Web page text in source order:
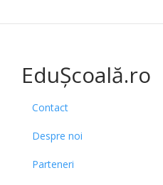
EduȘcoală.ro
Contact
Despre noi
Parteneri